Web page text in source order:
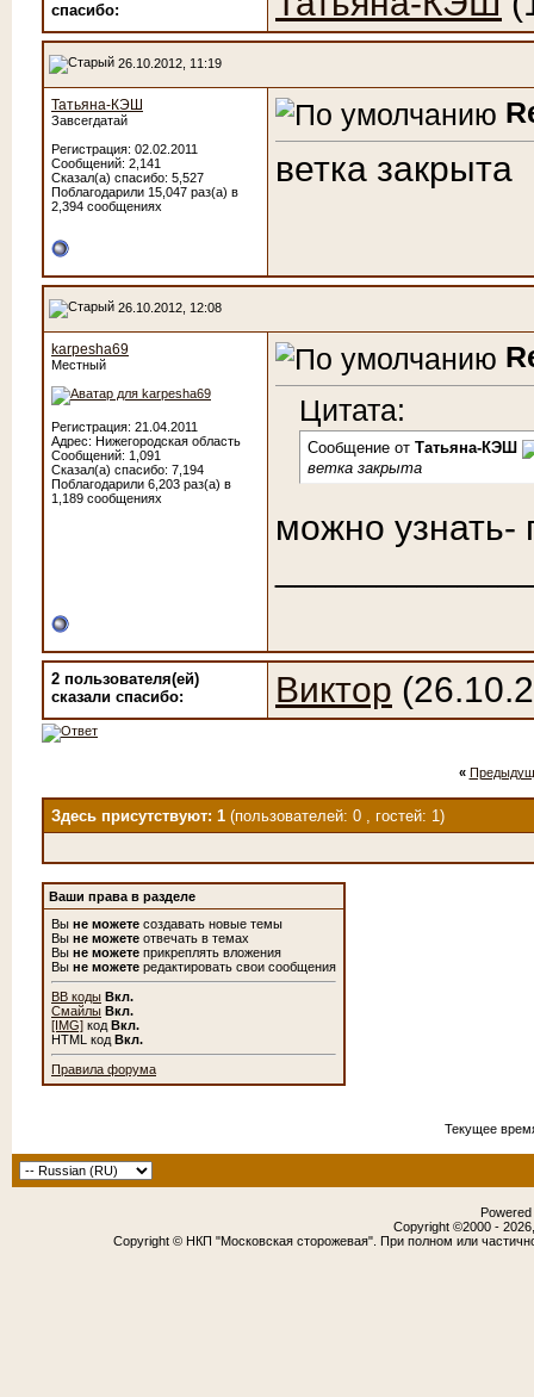
cпасибо:
26.10.2012, 11:19
Татьяна-КЭШ
Завсегдатай
Регистрация: 02.02.2011
Сообщений: 2,141
Сказал(а) спасибо: 5,527
Поблагодарили 15,047 раз(а) в
2,394 сообщениях
ветка закрыта
26.10.2012, 12:08
karpesha69
Местный
Регистрация: 21.04.2011
Адрес: Нижегородская область
Сообщений: 1,091
Сказал(а) спасибо: 7,194
Поблагодарили 6,203 раз(а) в
1,189 сообщениях
Цитата:
Сообщение от Татьяна-КЭШ
ветка закрыта
можно узнать-
2 пользователя(ей)
сказали cпасибо:
Виктор
«
Здесь присутствуют: 1 (пользователей: 0 , гостей: 1)
Ваши права в разделе
Вы не можете создавать новые темы
Вы не можете отвечать в темах
Вы не можете прикреплять вложения
Вы не можете редактировать свои сообщения
BB коды Вкл.
Смайлы Вкл.
[IMG] код Вкл.
HTML код Вкл.
Правила форума
Текущее
Copyright ©2000 -
Copyright © НКП "Московская сторожевая". При полном или